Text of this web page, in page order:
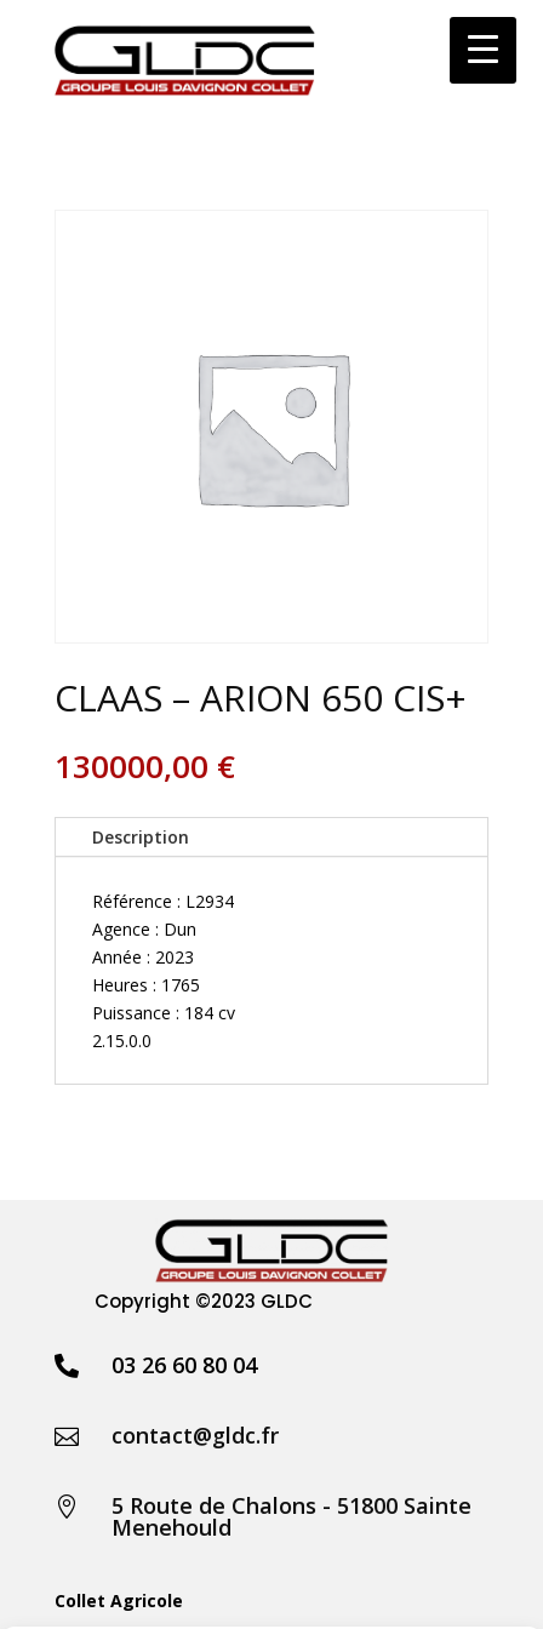
CLAAS – ARION 650 CIS+
130000,00 €
Description
Référence : L2934
Agence : Dun
Année : 2023
Heures : 1765
Puissance : 184 cv
2.15.0.0
Copyright ©2023 GLDC
 03 26 60 80 04
 contact@gldc.fr
 5 Route de Chalons - 51800 Sainte
Menehould
Collet Agricole